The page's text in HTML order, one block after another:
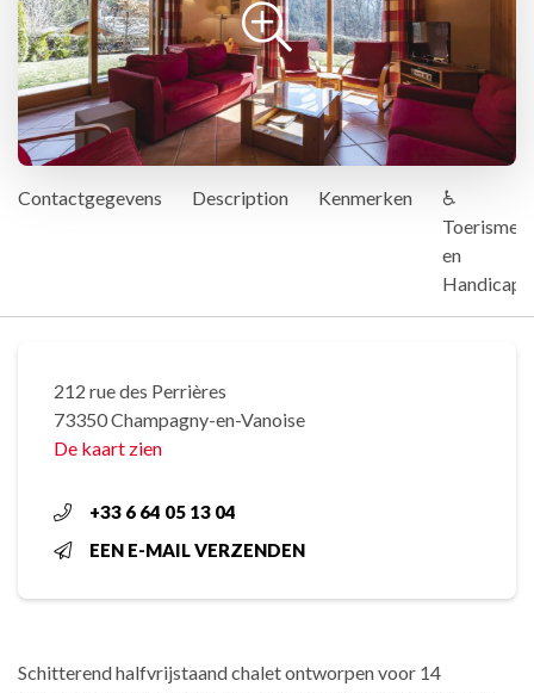
Contactgegevens Description Kenmerken
♿
Toerisme
en
Handicap
212 rue des Perrières
73350 Champagny-en-Vanoise
De kaart zien
+33 6 64 05 13 04
EEN E-MAIL VERZENDEN
Schitterend halfvrijstaand chalet ontworpen voor 14